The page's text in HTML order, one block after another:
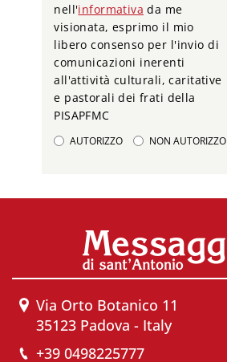
nell'informativa da me
visionata, esprimo il mio
libero consenso per l'invio di
comunicazioni inerenti
all'attività culturali, caritative
e pastorali dei frati della
PISAPFMC
AUTORIZZO NON AUTORIZZO
Via Orto Botanico 11
35123 Padova - Italy
+39 0498225777